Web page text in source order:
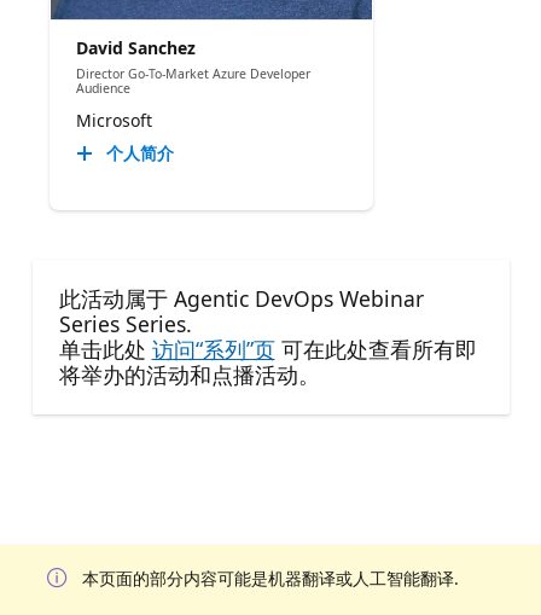
David Sanchez
Director Go-To-Market Azure Developer
Audience
Microsoft
个人简介
此活动属于 Agentic DevOps Webinar
Series Series.
单击此处 访问“系列”页可在此处查看所有即
将举办的活动和点播活动。
本页面的部分内容可能是机器翻译或人工智能翻译.